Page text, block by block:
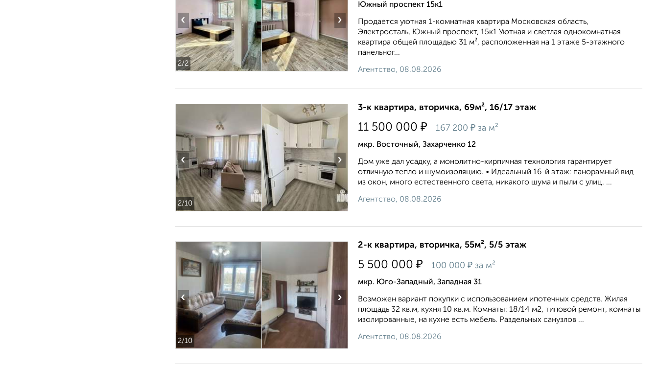
2/2
‹ ›
Южный проспект 15к1
Продается уютная 1-комнатная квартира Московская область,
Электросталь, Южный проспект, 15к1 Уютная и светлая однокомнатная
квартира общей площадью 31 м², расположенная на 1 этаже 5-этажного
панельног...
Агентство, 08.08.2026
2/10
‹ ›
3-к квартира, вторичка, 69м², 16/17 этаж
11 500 000 ₽ 167 200 ₽ за м²
мкр. Восточный, Захарченко 12
Дом уже дал усадку, а монолитно-кирпичная технология гарантирует
отличную тепло и шумоизоляцию. • Идеальный 16-й этаж: панорамный вид
из окон, много естественного света, никакого шума и пыли с улиц. ...
Агентство, 08.08.2026
2/10
‹ ›
2-к квартира, вторичка, 55м², 5/5 этаж
5 500 000 ₽ 100 000 ₽ за м²
мкр. Юго-Западный, Западная 31
Возможен вариант покупки с использованием ипотечных средств. Жилая
площадь 32 кв.м, кухня 10 кв.м. Комнаты: 18/14 м2, типовой ремонт, комнаты
изолированные, на кухне есть мебель. Раздельных санузлов ...
Агентство, 08.08.2026